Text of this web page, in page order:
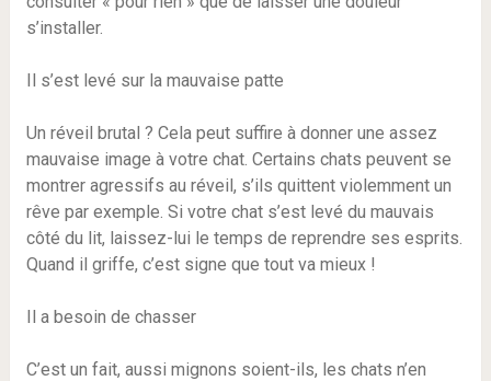
s’installer.
Il s’est levé sur la mauvaise patte
Un réveil brutal ? Cela peut suffire à donner une assez
mauvaise image à votre chat. Certains chats peuvent se
montrer agressifs au réveil, s’ils quittent violemment un
rêve par exemple. Si votre chat s’est levé du mauvais
côté du lit, laissez-lui le temps de reprendre ses esprits.
Quand il griffe, c’est signe que tout va mieux !
Il a besoin de chasser
C’est un fait, aussi mignons soient-ils, les chats n’en